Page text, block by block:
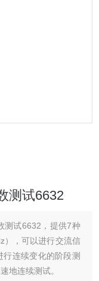
测试6632
测试6632，提供7种
），可以进行交流信
连续变化的阶段测
地连续测试。